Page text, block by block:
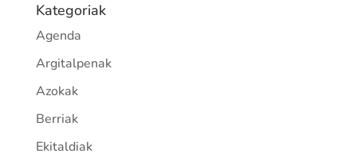
Kategoriak
Agenda
Argitalpenak
Azokak
Berriak
Ekitaldiak